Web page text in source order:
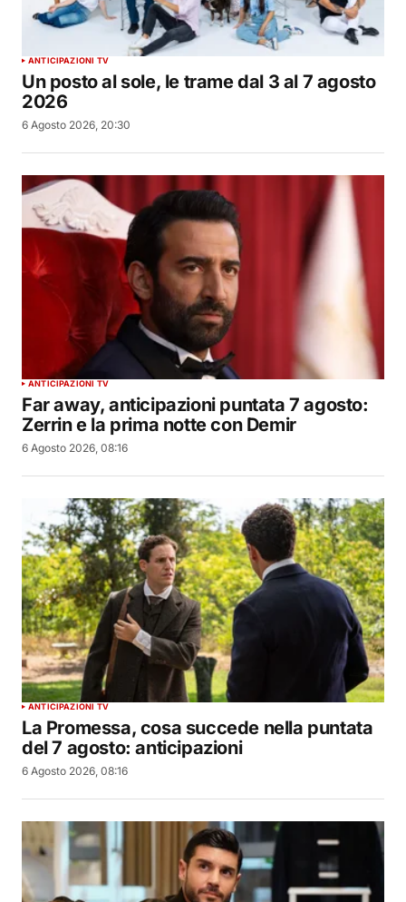
ANTICIPAZIONI TV
Un posto al sole, le trame dal 3 al 7 agosto
2026
6 Agosto 2026, 20:30
ANTICIPAZIONI TV
Far away, anticipazioni puntata 7 agosto:
Zerrin e la prima notte con Demir
6 Agosto 2026, 08:16
ANTICIPAZIONI TV
La Promessa, cosa succede nella puntata
del 7 agosto: anticipazioni
6 Agosto 2026, 08:16